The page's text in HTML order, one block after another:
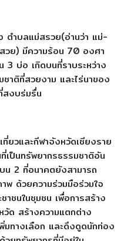
ตำบลแม่สรวย(อ่านว่า แม่-
วย) มีความร้อน 70 องศา
3 บ่อ เกิดบนที่ราบระหว่าง
าติที่สวยงาม และไร่นาของ
สงบร่มรื่น
ยวและกีฬาจังหวัดเชียงราย
ป็นทรัพยากรธรรมชาติอัน
2 ที่อนาคตยังสามารถ
พ ด้วยความร่วมมือร่วมใจ
ชนในชุมชน เพื่อการสร้าง
วัด สร้างความแตกต่าง
ทางเลือก และดึงดูดนักท่อง